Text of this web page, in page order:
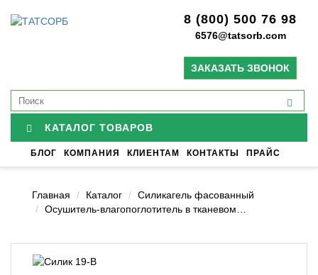
8 (800) 500 76 98
6576@tatsorb.com
ЗАКАЗАТЬ ЗВОНОК
КАТАЛОГ ТОВАРОВ
БЛОГ КОМПАНИЯ КЛИЕНТАМ КОНТАКТЫ ПРАЙС
Главная Каталог
Силикагель фасованный
Осушитель-влагопоглотитель в тканевом…